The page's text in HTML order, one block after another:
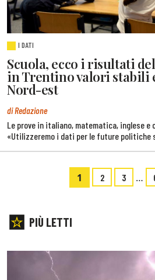
I DATI
Scuola, ecco i risultati
in Trentino valori stabili
Nord-est
di Redazione
Le prove in italiano, matematica, inglese e
«Utilizzeremo i dati per le future politiche
1 2 3 …
PIÙ LETTI